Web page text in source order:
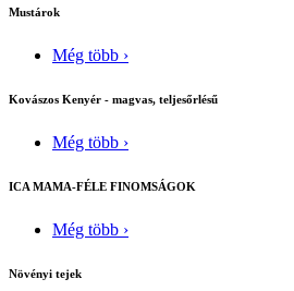
Mustárok
Még több ›
Kovászos Kenyér - magvas, teljesőrlésű
Még több ›
ICA MAMA-FÉLE FINOMSÁGOK
Még több ›
Növényi tejek